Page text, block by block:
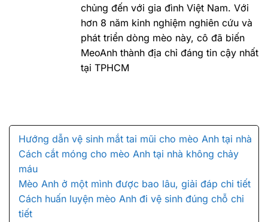
chủng đến với gia đình Việt Nam. Với
hơn 8 năm kinh nghiệm nghiên cứu và
phát triển dòng mèo này, cô đã biến
MeoAnh thành địa chỉ đáng tin cậy nhất
tại TPHCM
Hướng dẫn vệ sinh mắt tai mũi cho mèo Anh tại nhà
Cách cắt móng cho mèo Anh tại nhà không chảy
máu
Mèo Anh ở một mình được bao lâu, giải đáp chi tiết
Cách huấn luyện mèo Anh đi vệ sinh đúng chỗ chi
tiết